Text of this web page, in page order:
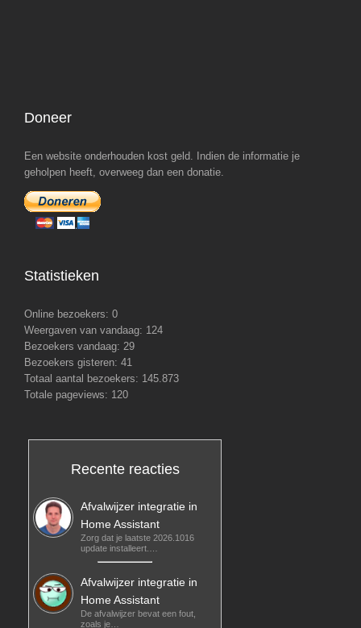
Doneer
Een website onderhouden kost geld. Indien de informatie je
geholpen heeft, overweeg dan een donatie.
Statistieken
Online bezoekers: 0
Weergaven van vandaag: 124
Bezoekers vandaag: 29
Bezoekers gisteren: 41
Totaal aantal bezoekers: 145.873
Totale pageviews: 120
Recente reacties
Afvalwijzer integratie in
Home Assistant
Zorg dat je laatste 2026.1016
update installeert.…
Afvalwijzer integratie in
Home Assistant
De afvalwijzer bevat een fout,
zoals je…